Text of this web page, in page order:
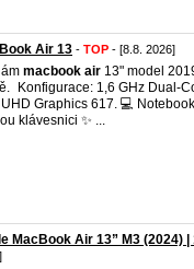
Air 13 - TOP - [8.8. 2026]
macbook air 13" model
Konfigurace: 1,6 GHz Dual-
Graphics 617. 💻
klávesnici ✨ ...
MacBook Air 13” M3 (2024) |